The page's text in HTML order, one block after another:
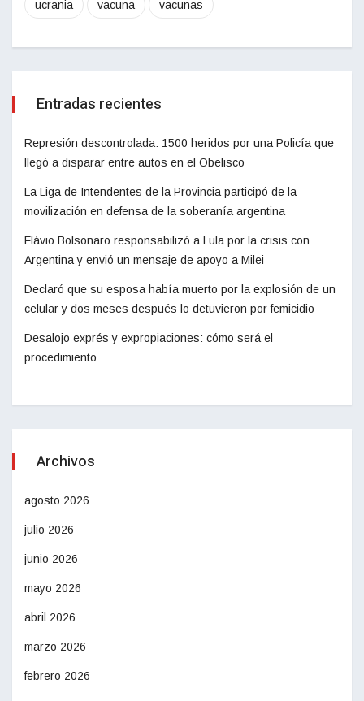
ucrania vacuna vacunas
Entradas recientes
Represión descontrolada: 1500 heridos por una Policía que
llegó a disparar entre autos en el Obelisco
La Liga de Intendentes de la Provincia participó de la
movilización en defensa de la soberanía argentina
Flávio Bolsonaro responsabilizó a Lula por la crisis con
Argentina y envió un mensaje de apoyo a Milei
Declaró que su esposa había muerto por la explosión de un
celular y dos meses después lo detuvieron por femicidio
Desalojo exprés y expropiaciones: cómo será el
procedimiento
Archivos
agosto 2026
julio 2026
junio 2026
mayo 2026
abril 2026
marzo 2026
febrero 2026